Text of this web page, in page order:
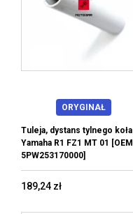
ORYGINAŁ
Tuleja, dystans tylnego koła
Yamaha R1 FZ1 MT 01
5PW253170000]
189,24 zł